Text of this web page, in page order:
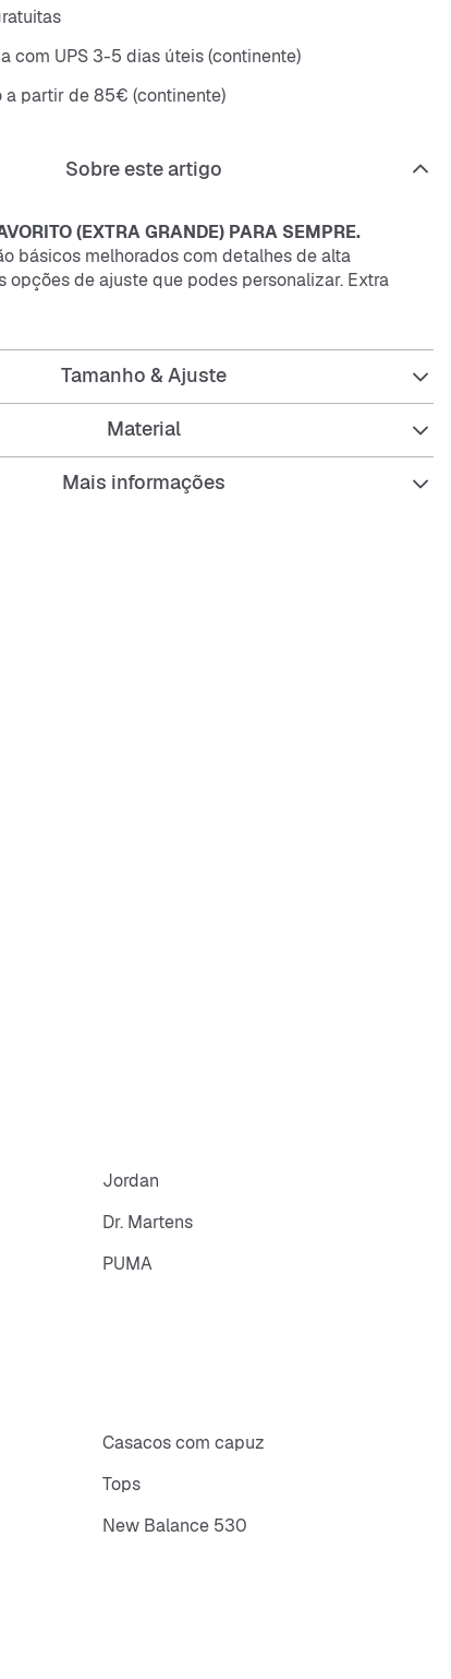
com UPS 3-5 dias úteis (continente)
a partir de 85€ (continente)
Sobre este artigo
(EXTRA GRANDE) PARA SEMPRE.
básicos melhorados com detalhes de alta
opções de ajuste que podes personalizar. Extra
máximo, que não te atrapalha. Este é um
querer tirar.
largas garantem um conforto relaxado e extra
à cintura.
mais frias.
nos punhos e bainha oferecem o dobro do conforto.
Tamanho & Ajuste
Material
Mais informações
Jordan
Dr. Martens
PUMA
Casacos com capuz
Tops
New Balance 530